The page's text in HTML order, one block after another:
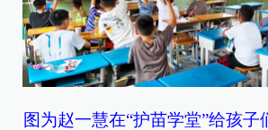
图为赵一慧在“护苗学堂”给孩